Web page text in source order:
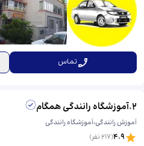
تماس
2
.آموزشگاه رانندگی همگام
آموزش رانندگی،آموزشگاه رانندگی
4.9
(
217نفر)